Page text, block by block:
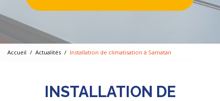
Accueil Actualités Installation de climatisation à Samatan
INSTALLATION DE